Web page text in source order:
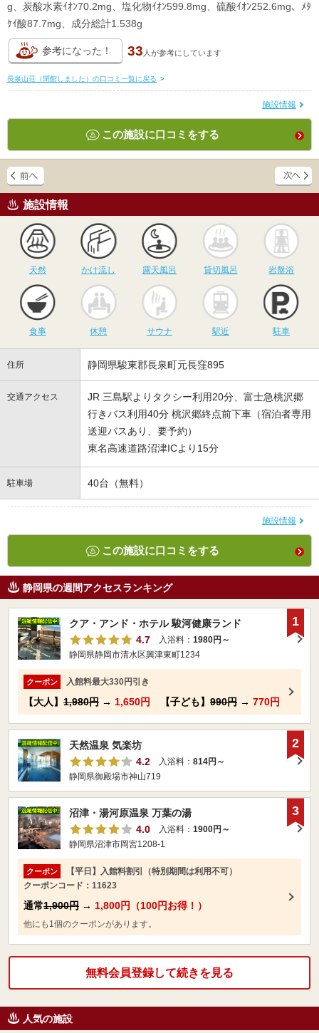
g、炭酸水素ｲｵﾝ70.2mg、塩化物ｲｵﾝ599.8mg、硫酸ｲｵﾝ252.6mg、ﾒﾀ
ｹｲ酸87.7mg、成分総計1.538g
参考になった！ 33 人が参考にしています
長泉山荘（閉館しました）の口コミ一覧に戻る >
施設情報
この施設に口コミをする
施設情報
天然
かけ流し
かけ流し
露天風呂
露天風呂
貸切風呂
貸切風呂 岩盤浴
食事 休憩
サウナ
サウナ 駅近 駐車
住所 静岡県駿東郡長泉町元長窪895
交通アクセス
JR 三島駅よりタクシー利用20分、富士急桃沢郷
行きバス利用40分 桃沢郷終点前下車（宿泊者専用
送迎バスあり、要予約）
東名高速道路沼津ICより15分
駐車場 40台（無料）
施設情報
この施設に口コミをする
静岡県の週間アクセスランキング
クア・アンド・ホテル 駿河健康ランド
4.7
入浴料： 1980円～
静岡県静岡市清水区興津東町1234
クーポン 入館料最大330円引き
【大人】 1,980円 → 1,650円 【子ども】 990円 → 770円
1
天然温泉 気楽坊
4.2
入浴料： 814円～
静岡県御殿場市神山719
2
沼津・湯河原温泉 万葉の湯
4.0
入浴料： 1900円～
静岡県沼津市岡宮1208-1
クーポン
【平日】入館料割引（特別期間は利用不可）
クーポンコード：11623
通常1,900円 → 1,800円（100円お得！）
他にも1個のクーポンがあります。
3
無料会員登録して続きを見る
人気の施設